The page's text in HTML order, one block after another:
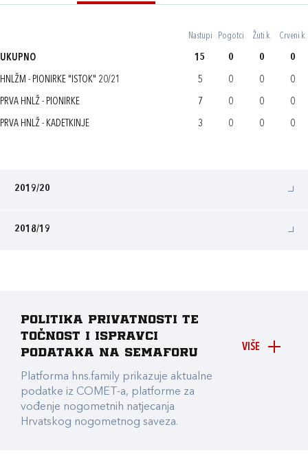
Nastupi Pogotci Žuti k. Crveni k.
UKUPNO 15 0 0 0
HNLŽM - PIONIRKE "ISTOK" 20/21 5 0 0 0
PRVA HNLŽ - PIONIRKE 7 0 0 0
PRVA HNLŽ - KADETKINJE 3 0 0 0
2019/20
2018/19
VIŠE
Politika privatnosti te
točnost i ispravci
podataka na Semaforu
Platforma hns.family prikazuje aktualne
podatke iz COMET-a, platforme za
vođenje nogometnih natjecanja
Hrvatskog nogometnog saveza.